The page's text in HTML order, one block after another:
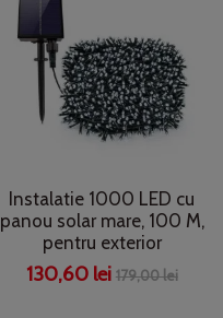
Instalatie 1000 LED cu
panou solar mare, 100 M,
pentru exterior
130,60 lei 179,00 lei